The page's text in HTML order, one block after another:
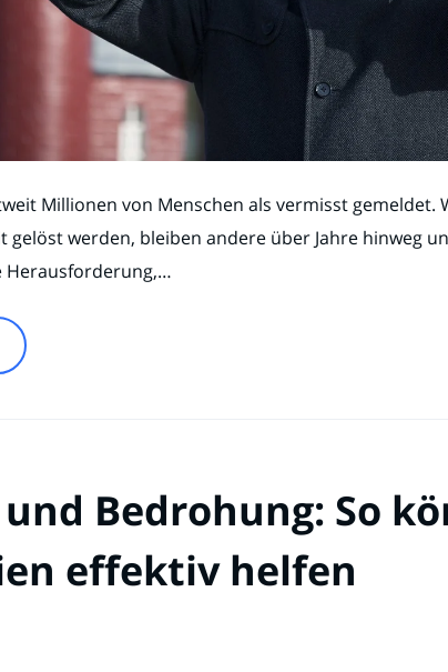
Millionen von Menschen als vermisst gemeldet.
gelöst werden, bleiben andere über Jahre hinweg
Herausforderung,…
Bedrohung: So
effektiv helfen